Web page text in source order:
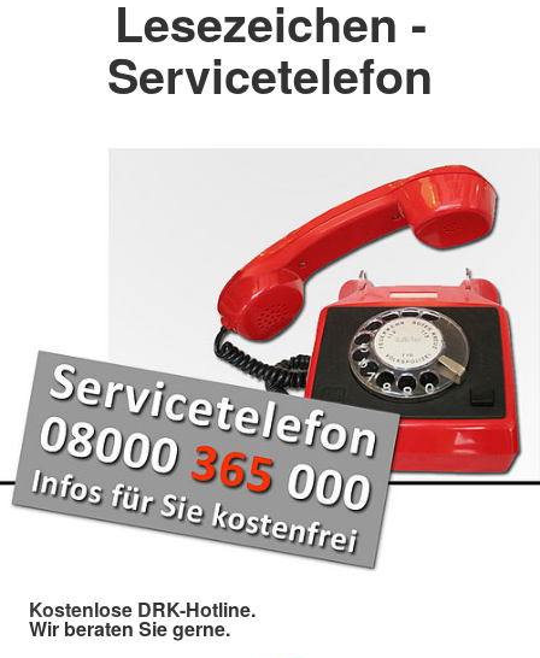
Lesezeichen -
Servicetelefon
Kostenlose DRK-Hotline.
Wir beraten Sie gerne.